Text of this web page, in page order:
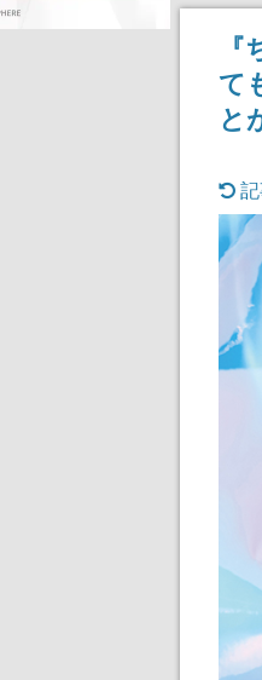
ASMRや
ムも搭載
て
と